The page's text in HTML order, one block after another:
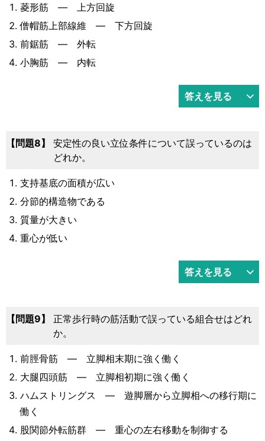
菱形筋 ― 上方回旋
僧帽筋上部線維 ― 下方回旋
前鋸筋 ― 外転
小胸筋 ― 内転
答えを見る
8
安定性の良い立位条件について誤っているのは
どれか。
支持基底の面積が広い
分節的構造物である
質量が大きい
重心が低い
答えを見る
9
正常歩行時の筋活動で誤っている組合せはどれ
か。
前脛骨筋 ― 立脚相末期に強く働く
大腿四頭筋 ― 立脚相初期に強く働く
ハムストリングス ― 遊脚層から立脚相への移行期に
働く
股関節外転筋群 ― 重心の左右移動を制御する